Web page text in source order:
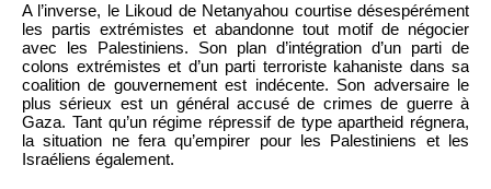
A l’inverse, le Likoud de Netanyahou courtise désespérément
les partis extrémistes et abandonne tout motif de négocier
avec les Palestiniens. Son plan d’intégration d’un parti de
colons extrémistes et d’un parti terroriste kahaniste dans sa
coalition de gouvernement est indécente. Son adversaire le
plus sérieux est un général accusé de crimes de guerre à
Gaza. Tant qu’un régime répressif de type apartheid régnera,
la situation ne fera qu’empirer pour les Palestiniens et les
Israéliens également.